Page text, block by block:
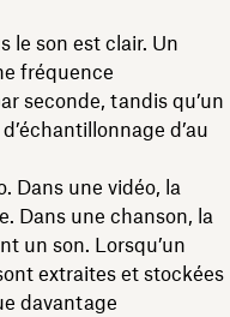
le son est clair. Un
fréquence
seconde, tandis qu’un
d’au
Dans une vidéo, la
Dans une chanson, la
un son. Lorsqu’un
extraites et stockées
davantage